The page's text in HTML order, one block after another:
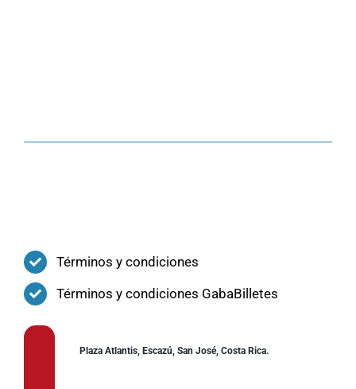
Términos y condiciones
Términos y condiciones GabaBilletes
Plaza Atlantis, Escazú, San José, Costa Rica.